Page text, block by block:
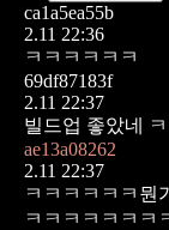
ca1a5ea55b
2.11 22:36
ㅋㅋㅋㅋㅋㅋ
69df87183f
2.11 22:37
빌드업 좋았네 ㅋ
ae13a08262
2.11 22:37
ㅋㅋㅋㅋㅋㅋ뭔
ㅋㅋㅋㅋㅋㅋㅋ